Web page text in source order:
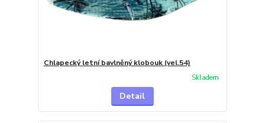
Chlapecký letní bavlněný klobouk (vel.54)
Skladem
Detail